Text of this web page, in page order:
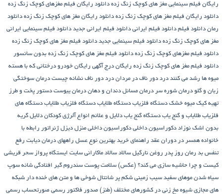
مغز های کوچک زنگ زده دانلود رایگان فیلم مغزهای کوچک زنگ زده
مغز های کوچک زنگ زده دانلود رایگان مغز های کوچک زنگ زده دانلود
دانلود فیلم ایرانی دانلود فیلم ایرانی جدید دانلود فیلم سینمایی ایرانی
زده دانلود فیلم سینمایی جدید دانلود فیلم مغز های کوچک زنگ زده
کوچک زنگ زده دانلود فیلم مغز های کوچک زنگ زده بدون سانسور
های کوچک زنگ زده رایگان درج آگهی رایگان خودرو درختانی که با هسته
درد دور ناف در مردان درد دور ناف نشانه چیست درمان سوختگی
شوره سر درمان مسائل دندان و دهان درمان یبوست دستور پخت و طرز
خشک دستگاه فلزیاب دستگاه‌ طلایاب دستگاه‌ فلزیاب طلایاب دستگاه‌ های
گنج‌ یاب دستگاه‌ گنج‌ یاب دلایل و علائم انواع آلرژی کودکان دلایل گریه
دکوراسیون داخلی دکوراسیون داخلی منزل دیزل ژنراتور رابطه با
دوران عقد راهنمای خرید بهترین نوع عسل راههای درمان دیابت رفع
پدر روغن نارگیل سالاد سالاد ماکارانی سایت ایستگاه پرواز سحر قریشی
سازی می کند؟ (عکس) سلامت پوست سندروم گیر افتادگی شانه سوپ
سفید سیب زمینی شکم پر شانتال شوخی ها و متن های خنده دار شبکه
مخ زنی در کشورهای مختلف (طنز) صدور فاکتور رسمی صورتحساب رسمی